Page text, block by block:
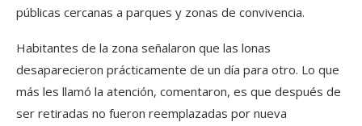
públicas cercanas a parques y zonas de convivencia.
Habitantes de la zona señalaron que las lonas
desaparecieron prácticamente de un día para otro. Lo que
más les llamó la atención, comentaron, es que después de
ser retiradas no fueron reemplazadas por nueva